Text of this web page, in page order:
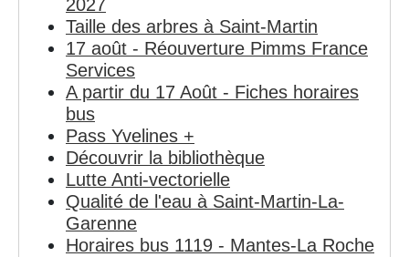
2027
Taille des arbres à Saint-Martin
17 août - Réouverture Pimms France
Services
A partir du 17 Août - Fiches horaires
bus
Pass Yvelines +
Découvrir la bibliothèque
Lutte Anti-vectorielle
Qualité de l'eau à Saint-Martin-La-
Garenne
Horaires bus 1119 - Mantes-La Roche